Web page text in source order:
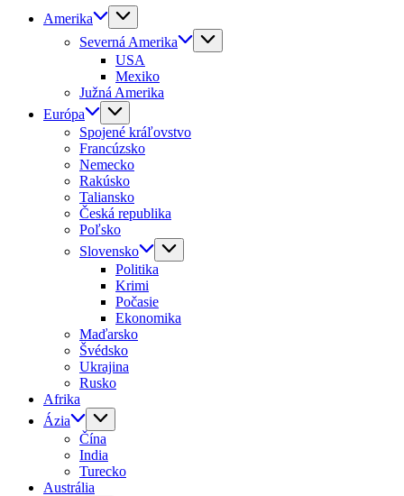
Amerika
Severná Amerika
USA
Mexiko
Južná Amerika
Európa
Spojené kráľovstvo
Francúzsko
Nemecko
Rakúsko
Taliansko
Česká republika
Poľsko
Slovensko
Politika
Krimi
Počasie
Ekonomika
Maďarsko
Švédsko
Ukrajina
Rusko
Afrika
Ázia
Čína
India
Turecko
Austrália